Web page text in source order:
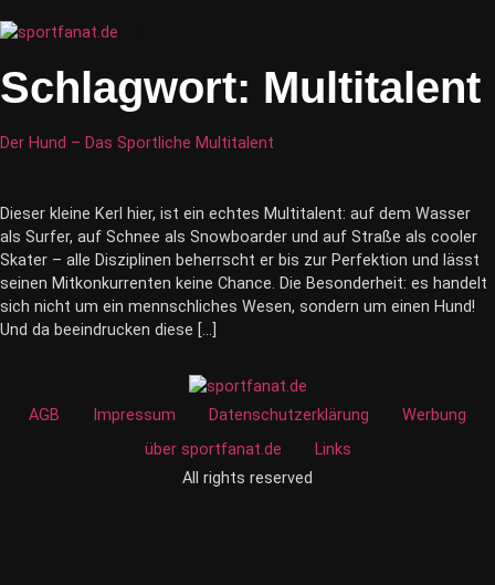
Inhalt
Schlagwort: Multitalent
Der Hund – Das Sportliche Multitalent
Dieser kleine Kerl hier, ist ein echtes Multitalent: auf dem Wasser
als Surfer, auf Schnee als Snowboarder und auf Straße als cooler
Skater – alle Disziplinen beherrscht er bis zur Perfektion und lässt
seinen Mitkonkurrenten keine Chance. Die Besonderheit: es handelt
sich nicht um ein mennschliches Wesen, sondern um einen Hund!
Und da beeindrucken diese […]
AGB Impressum Datenschutzerklärung
Werbung
über sportfanat.de
Links
All rights reserved